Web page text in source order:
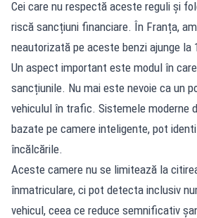
Cei care nu respectă aceste reguli și
riscă sancțiuni financiare. În Franța,
neautorizată pe aceste benzi ajunge la
Un aspect important este modul în
sancțiunile. Nu mai este nevoie ca un
vehiculul în trafic. Sistemele moderne
bazate pe camere inteligente, pot
încălcările.
Aceste camere nu se limitează la
înmatriculare, ci pot detecta inclusiv
vehicul, ceea ce reduce semnificativ